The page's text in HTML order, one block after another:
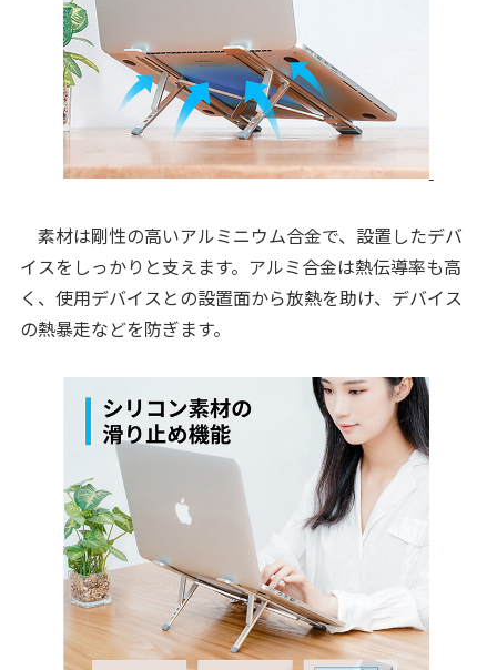
素材は剛性の高いアルミニウム合金で、設置したデバ
イスをしっかりと支えます。アルミ合金は熱伝導率も高
く、使用デバイスとの設置面から放熱を助け、デバイス
の熱暴走などを防ぎます。